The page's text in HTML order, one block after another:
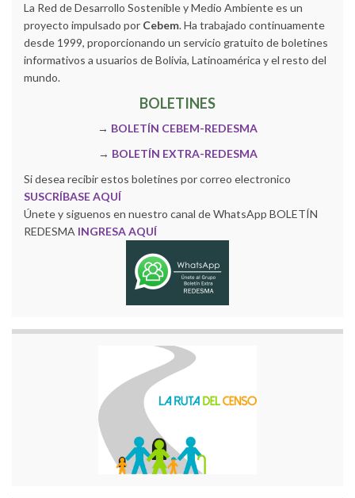
La Red de Desarrollo Sostenible y Medio Ambiente es un
proyecto impulsado por Cebem. Ha trabajado continuamente
desde 1999, proporcionando un servicio gratuito de boletines
informativos a usuarios de Bolivia, Latinoamérica y el resto del
mundo.
BOLETINES
→ BOLETÍN CEBEM-REDESMA
→ BOLETÍN EXTRA-REDESMA
Si desea recibir estos boletines por correo electronico
SUSCRÍBASE AQUÍ
Únete y siguenos en nuestro canal de WhatsApp BOLETÍN
REDESMA INGRESA AQUÍ